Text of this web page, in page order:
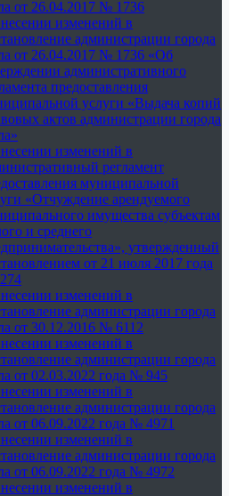
от 26.04.2017 № 1736
изменений в
администрации города
от 26.04.2017 № 1736 «Об
административного
предоставления
услуги «Выдача копий
актов администрации города
изменений в
регламент
муниципальной
«Отчуждение арендуемого
имущества субъектам
и среднего
утвержденный
от 21 июля 2017 года
изменений в
администрации города
от 30.12.2016 № 6112
изменений в
администрации города
от 02.03.2022 года № 945
изменений в
администрации города
от 06.09.2022 года № 4971
изменений в
администрации города
от 06.09.2022 года № 4972
изменений в